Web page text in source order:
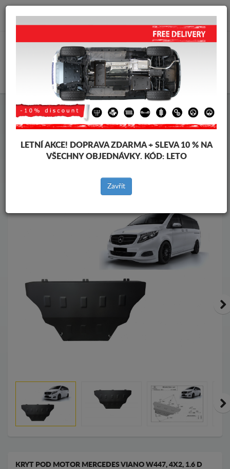
info@krytpodmotor.com
Kryt pod motor Mercedes Kryt pod motor Mercedes Viano
vozidel
Značky vozidel
Zpět na produkty
KRYT POD MOTOR MERCEDES VIANO W447, 4X2, 1.6 D
LETNÍ AKCE! DOPRAVA ZDARMA + SLEVA 10 % NA
VŠECHNY OBJEDNÁVKY. KÓD: LETO
Zavřít